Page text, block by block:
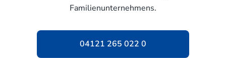
Familienunternehmens.
04121 265 022 0